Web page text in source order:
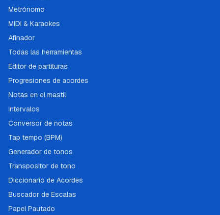
Metrónomo
MIDI & Karaokes
Afinador
Todas las herramientas
Editor de partituras
Progresiones de acordes
Notas en el mastil
Intervalos
Conversor de notas
Tap tempo (BPM)
Generador de tonos
Transpositor de tono
Diccionario de Acordes
Buscador de Escalas
Papel Pautado